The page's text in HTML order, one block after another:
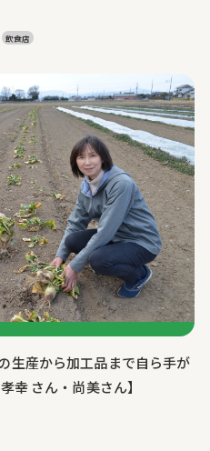
飲食店
生産から加工品まで自ら手が
幸 さん・尚美さん】